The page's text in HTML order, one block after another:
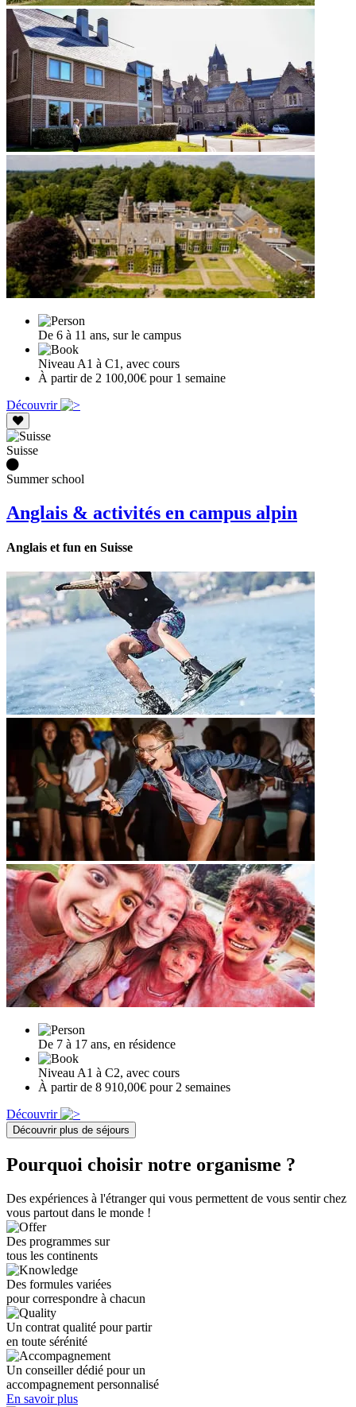
De 6 à 11 ans, sur le campus
Niveau A1 à C1, avec cours
À partir de 2 100,00€ pour 1 semaine
Découvrir
Suisse
Summer school
Anglais & activités en campus alpin
Anglais et fun en Suisse
De 7 à 17 ans, en résidence
Niveau A1 à C2, avec cours
À partir de 8 910,00€ pour 2 semaines
Découvrir
Découvrir plus de séjours
Pourquoi choisir notre organisme ?
Des expériences à l'étranger qui vous permettent de vous sentir chez
vous partout dans le monde !
Des programmes sur
tous les continents
Des formules variées
pour correspondre à chacun
Un contrat qualité pour partir
en toute sérénité
Un conseiller dédié pour un
accompagnement personnalisé
En savoir plus